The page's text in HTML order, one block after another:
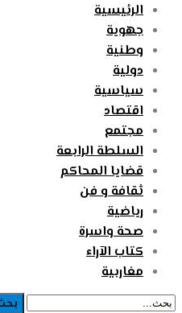
الرئيسية
جهوية
وطنية
دولية
سياسية
اقتصاد
مجتمع
السلطة الرابعة
قضايا المحاكم
ثقافة و فن
رياضية
صحة واسرة
كتاب الآراء
مغاربية